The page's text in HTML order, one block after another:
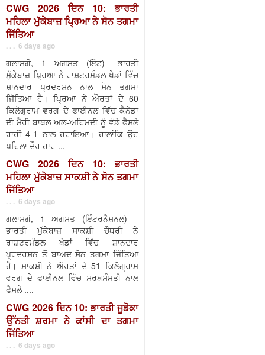
CWG 2026 ਦਿਨ 10: ਭਾਰਤੀ
ਮਹਿਲਾ ਮੁੱਕੇਬਾਜ਼ ਪ੍ਰਿਆ ਨੇ ਸੋਨ ਤਗਮਾ
ਜਿੱਤਿਆ
. . . 6 days ago
ਗਲਾਸਗੋ, 1 ਅਗਸਤ (ਇੰਟ) –ਭਾਰਤੀ
ਮੁੱਕੇਬਾਜ਼ ਪ੍ਰਿਆ ਨੇ ਰਾਸ਼ਟਰਮੰਡਲ ਖੇਡਾਂ ਵਿੱਚ
ਸ਼ਾਨਦਾਰ ਪ੍ਰਦਰਸ਼ਨ ਨਾਲ ਸੋਨ ਤਗਮਾ
ਜਿੱਤਿਆ ਹੈ। ਪ੍ਰਿਆ ਨੇ ਔਰਤਾਂ ਦੇ 60
ਕਿਲੋਗ੍ਰਾਮ ਵਰਗ ਦੇ ਫਾਈਨਲ ਵਿੱਚ ਕੈਨੇਡਾ
ਦੀ ਮੈਰੀ ਬਾਥਲ ਅਲ-ਅਹਿਮਦੀ ਨੂੰ ਵੰਡੇ ਫੈਸਲੇ
ਰਾਹੀਂ 4-1 ਨਾਲ ਹਰਾਇਆ। ਹਾਲਾਂਕਿ ਉਹ
ਪਹਿਲਾ ਦੌਰ ਹਾਰ ...
CWG 2026 ਦਿਨ 10: ਭਾਰਤੀ
ਮਹਿਲਾ ਮੁੱਕੇਬਾਜ਼ ਸਾਕਸ਼ੀ ਨੇ ਸੋਨ ਤਗਮਾ
ਜਿੱਤਿਆ
. . . 6 days ago
ਗਲਾਸਗੋ, 1 ਅਗਸਤ (ਇੰਟਰਨੈਸ਼ਨਲ) –
ਭਾਰਤੀ ਮੁੱਕੇਬਾਜ਼ ਸਾਕਸ਼ੀ ਚੌਧਰੀ ਨੇ
ਰਾਸ਼ਟਰਮੰਡਲ ਖੇਡਾਂ ਵਿੱਚ ਸ਼ਾਨਦਾਰ
ਪ੍ਰਦਰਸ਼ਨ ਤੋਂ ਬਾਅਦ ਸੋਨ ਤਗਮਾ ਜਿੱਤਿਆ
ਹੈ। ਸਾਕਸ਼ੀ ਨੇ ਔਰਤਾਂ ਦੇ 51 ਕਿਲੋਗ੍ਰਾਮ
ਵਰਗ ਦੇ ਫਾਈਨਲ ਵਿੱਚ ਸਰਬਸੰਮਤੀ ਨਾਲ
ਫੈਸਲੇ ....
CWG 2026 ਦਿਨ 10: ਭਾਰਤੀ ਜੂਡੋਕਾ
ਉੱਨਤੀ ਸ਼ਰਮਾ ਨੇ ਕਾਂਸੀ ਦਾ ਤਗਮਾ
ਜਿੱਤਿਆ
. . . 6 days ago